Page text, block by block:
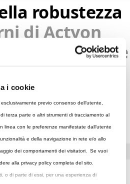
i cookie
previo consenso dell’utente,
terza parte o altri strumenti di tracciamento al
linea con le preferenze manifestate dall’utente
e della navigazione in rete e/o allo
dei comportamenti dei visitatori. Se vuoi
alla privacy policy completa del sito.
o di parte di essi, per una esperienza di
robustezza
di Actyon
perfettamente
eleganza